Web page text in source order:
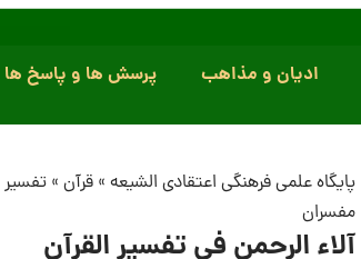
ادیان و مذاهب پرسش ها و پاسخ ها
پایگاه علمی فرهنگی اعتقادی الشیعه »قرآن »تفسیر
مفسران
آلاء الرحمن فی تفسیر القرآن